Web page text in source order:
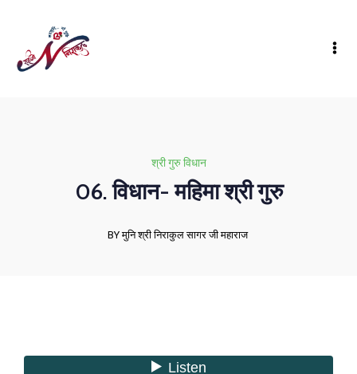
श्री गुरु विधान
06. विधान- महिमा श्री गुरु
BY मुनि श्री निराकुल सागर जी महाराज